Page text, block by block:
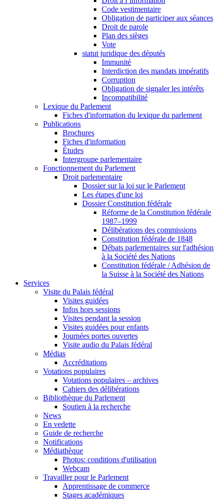
Code vestimentaire
Obligation de participer aux séances
Droit de parole
Plan des sièges
Vote
statut juridique des députés
Immunité
Interdiction des mandats impératifs
Corruption
Obligation de signaler les intérêts
Incompatibilité
Lexique du Parlement
Fiches d'information du lexique du parlement
Publications
Brochures
Fiches d'information
Études
Intergroupe parlementaire
Fonctionnement du Parlement
Droit parlementaire
Dossier sur la loi sur le Parlement
Les étapes d'une loi
Dossier Constitution fédérale
Réforme de la Constitution fédérale
1987–1999
Délibérations des commissions
Constitution fédérale de 1848
Débats parlementaires sur l'adhésion
à la Société des Nations
Constitution fédérale / Adhésion de
la Suisse à la Société des Nations
Services
Visite du Palais fédéral
Visites guidées
Infos hors sessions
Visites pendant la session
Visites guidées pour enfants
Journées portes ouvertes
Visite audio du Palais fédéral
Médias
Accréditations
Votations populaires
Votations populaires – archives
Cahiers des délibérations
Bibliothèque du Parlement
Soutien à la recherche
News
En vedette
Guide de recherche
Notifications
Médiathèque
Photos: conditions d'utilisation
Webcam
Travailler pour le Parlement
Apprentissage de commerce
Stages académiques